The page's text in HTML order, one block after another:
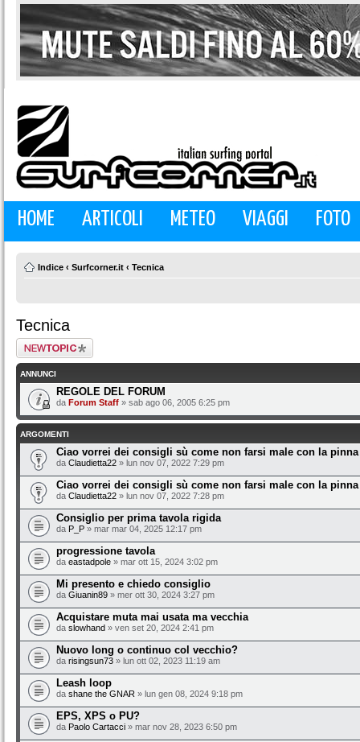
HOME ARTICOLI METEO VIAGGI FOTO
Indice ‹ Surfcorner.it ‹ Tecnica
Tecnica
Scrivi un nuovo
argomento
ANNUNCI
REGOLE DEL FORUM
da Forum Staff » sab ago 06, 2005 6:25 pm
ARGOMENTI
Ciao vorrei dei consigli sù come non farsi male con la pinna
da Claudietta22 » lun nov 07, 2022 7:29 pm
Ciao vorrei dei consigli sù come non farsi male con la pinna
da Claudietta22 » lun nov 07, 2022 7:28 pm
Consiglio per prima tavola rigida
da P_P » mar mar 04, 2025 12:17 pm
progressione tavola
da eastadpole » mar ott 15, 2024 3:02 pm
Mi presento e chiedo consiglio
da Giuanin89 » mer ott 30, 2024 3:27 pm
Acquistare muta mai usata ma vecchia
da slowhand » ven set 20, 2024 2:41 pm
Nuovo long o continuo col vecchio?
da risingsun73 » lun ott 02, 2023 11:19 am
Leash loop
da shane the GNAR » lun gen 08, 2024 9:18 pm
EPS, XPS o PU?
da Paolo Cartacci » mar nov 28, 2023 6:50 pm